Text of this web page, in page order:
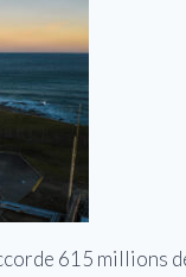
615 millions